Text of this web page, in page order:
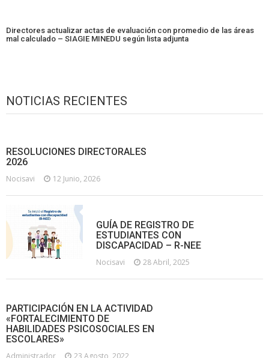
Directores actualizar actas de evaluación con promedio de las áreas
mal calculado – SIAGIE MINEDU según lista adjunta
NOTICIAS RECIENTES
RESOLUCIONES DIRECTORALES
2026
Nocisavi 12 Junio, 2026
GUÍA DE REGISTRO DE
ESTUDIANTES CON
DISCAPACIDAD – R-NEE
Nocisavi 28 Abril, 2025
PARTICIPACIÓN EN LA ACTIVIDAD
«FORTALECIMIENTO DE
HABILIDADES PSICOSOCIALES EN
ESCOLARES»
Administrador 23 Agosto, 2022